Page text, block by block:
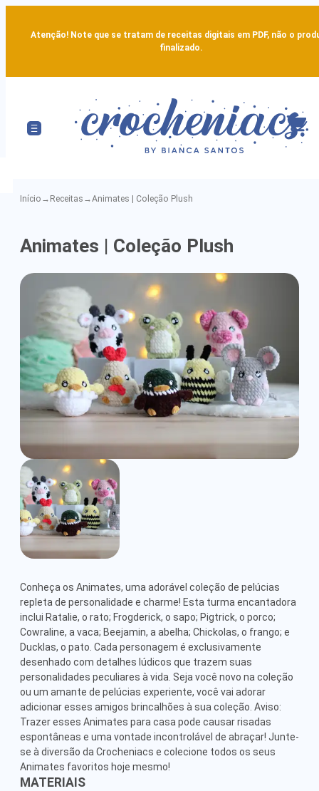
Atenção! Note que se tratam de receitas digitais em PDF, não o
finalizado.
Início → Receitas →Animates | Coleção Plush
|
Coleção
Plush
-
Detailed
Amigurumi
Pattern
Animates | Coleção Plush
Conheça os Animates, uma adorável coleção de pelúcias
repleta de personalidade e charme! Esta turma encantadora
inclui Ratalie, o rato; Frogderick, o sapo; Pigtrick, o porco;
Cowraline, a vaca; Beejamin, a abelha; Chickolas, o frango; e
Ducklas, o pato. Cada personagem é exclusivamente
desenhado com detalhes lúdicos que trazem suas
personalidades peculiares à vida. Seja você novo na coleção
ou um amante de pelúcias experiente, você vai adorar
adicionar esses amigos brincalhões à sua coleção. Aviso:
Trazer esses Animates para casa pode causar risadas
espontâneas e uma vontade incontrolável de abraçar! Junte-
se à diversão da Crocheniacs e colecione todos os seus
Animates favoritos hoje mesmo!
MATERIAIS